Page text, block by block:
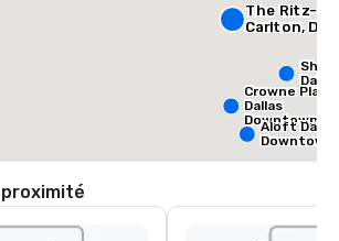
The Ritz-
Carlton,
Crowne Plaza
Dallas
Downtown
Aloft Dallas
Downtown